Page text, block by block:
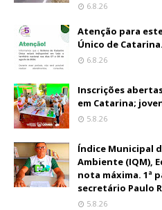
6.8.26
Atenção para
Único de Catarina.
6.8.26
Inscrições
em Catarina;
5.8.26
Índice Municipal
Ambiente (IQM),
nota máxima. 1ª
secretário Paulo
5.8.26